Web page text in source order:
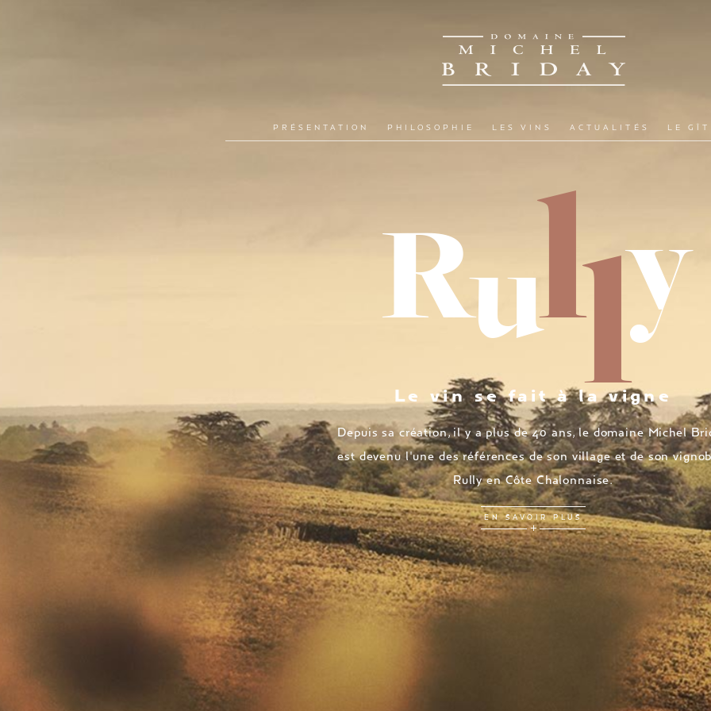
PRÉSENTATION PHILOSOPHIE LES VINS ACTUALITÉS LE
Rully
Le vin se fait à la vigne
Depuis sa création, il y a plus de 40 ans, le domaine Michel
est devenu l'une des références de son village et de son
Rully en Côte Chalonnaise.
EN SAVOIR PLUS